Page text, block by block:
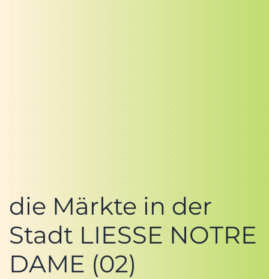
die Märkte in der
Stadt LIESSE NOTRE
DAME (02)